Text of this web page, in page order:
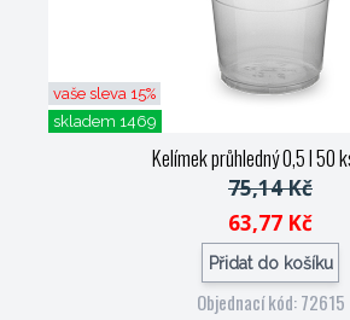
vaše sleva 15%
skladem 1469
Kelímek průhledný 0,5 l 50
75,14 Kč
63,77 Kč
Přidat do košíku
Objednací kód: 72615